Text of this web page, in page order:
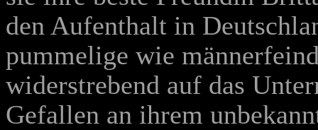
den Aufenthalt in
pummelige wie
widerstrebend auf das
Gefallen an ihrem